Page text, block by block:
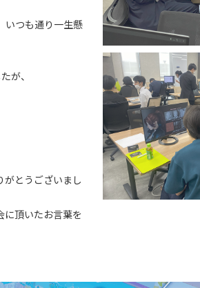
いつも通り一生懸
が、
とうございまし
に頂いたお言葉を